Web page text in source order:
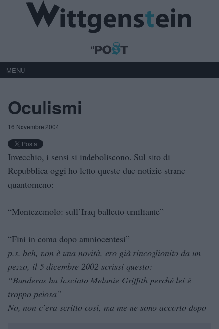
MENU
Oculismi
16 Novembre 2004
Invecchio, i sensi si indeboliscono. Sul sito di
Repubblica oggi ho letto queste due notizie strane
quantomeno:
“Montezemolo: sull’Iraq balletto umiliante”
“Fini in coma dopo amniocentesi”
p.s. beh, non è una novità, ero già rincoglionito da un
pezzo, il 5 dicembre 2002 scrissi questo:
“Banderas ha lasciato Melanie Griffith perché lei è
troppo pelosa”
No, non c’era scritto così, ma me ne sono accorto dopo